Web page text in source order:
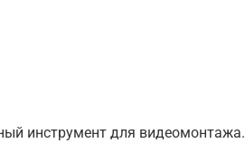
инструмент для видеомонтажа.